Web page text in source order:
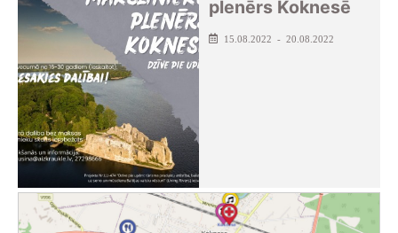
plenērs Koknesē
15.08.2022 - 20.08.2022